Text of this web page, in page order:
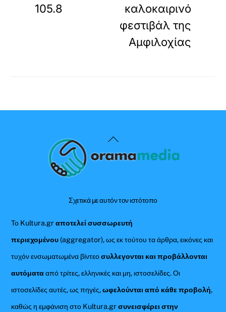
105.8
καλοκαιρινό
φεστιβάλ της
Αμφιλοχίας
Back
To
Σχετικά με αυτόν τον ιστότοπο
Το Kultura.grαποτελεί συσσωρευτή
περιεχομένου (aggregator), ως εκ τούτου τα άρθρα, εικόνες και
τυχόν ενσωματωμένα βίντεοσυλλεγονται και προβάλλονται
αυτόματααπό τρίτες, ελληνικές και μη, ιστοσελίδες. Οι
ιστοσελίδες αυτές, ως πηγές,ωφελούνται από κάθε προβολή,
καθώς η εμφάνιση στο Kultura.gr συνεισφέρει στην